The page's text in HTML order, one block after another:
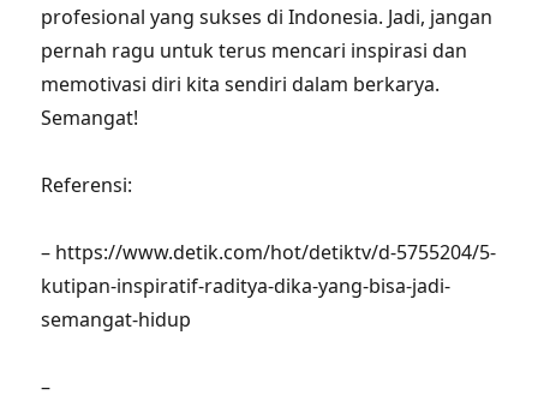
profesional yang sukses di Indonesia. Jadi, jangan
pernah ragu untuk terus mencari inspirasi dan
memotivasi diri kita sendiri dalam berkarya.
Semangat!
Referensi:
– https://www.detik.com/hot/detiktv/d-5755204/5-
kutipan-inspiratif-raditya-dika-yang-bisa-jadi-
semangat-hidup
–